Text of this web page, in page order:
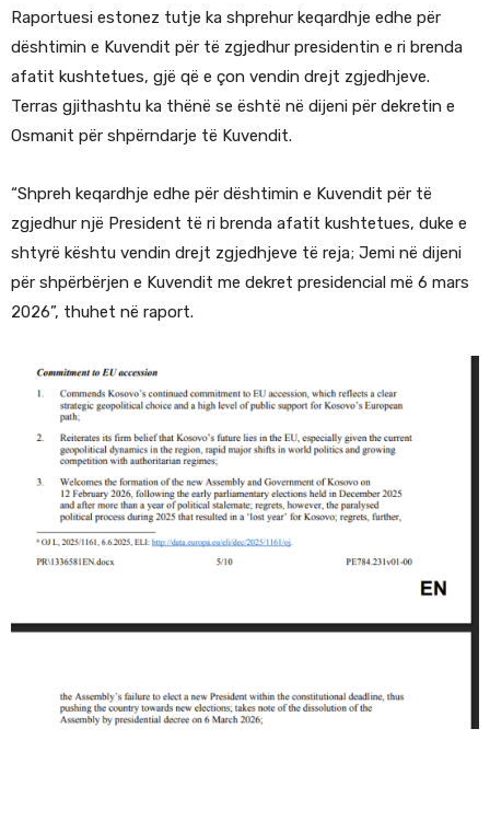
Raportuesi estonez tutje ka shprehur keqardhje edhe për
dështimin e Kuvendit për të zgjedhur presidentin e ri brenda
afatit kushtetues, gjë që e çon vendin drejt zgjedhjeve.
Terras gjithashtu ka thënë se është në dijeni për dekretin e
Osmanit për shpërndarje të Kuvendit.
“Shpreh keqardhje edhe për dështimin e Kuvendit për të
zgjedhur një President të ri brenda afatit kushtetues, duke e
shtyrë kështu vendin drejt zgjedhjeve të reja; Jemi në dijeni
për shpërbërjen e Kuvendit me dekret presidencial më 6 mars
2026”, thuhet në raport.